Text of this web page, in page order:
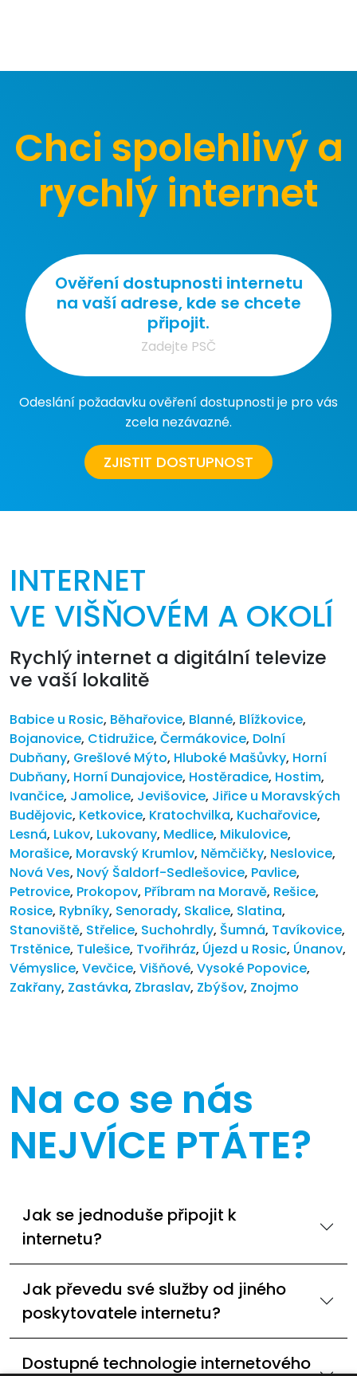
Chci spolehlivý a
rychlý internet
Ověření dostupnosti internetu
na vaší adrese, kde se chcete
připojit.
Odeslání požadavku ověření dostupnosti je pro vás
zcela nezávazné.
ZJISTIT DOSTUPNOST
INTERNET
VE VIŠŇOVÉM A OKOLÍ
Rychlý internet a digitální televize
ve vaší lokalitě
Babice u Rosic, Běhařovice, Blanné, Blížkovice,
Bojanovice, Ctidružice, Čermákovice, Dolní
Dubňany, Grešlové Mýto, Hluboké Mašůvky, Horní
Dubňany, Horní Dunajovice, Hostěradice, Hostim,
Ivančice, Jamolice, Jevišovice, Jiřice u Moravských
Budějovic, Ketkovice, Kratochvilka, Kuchařovice,
Lesná, Lukov, Lukovany, Medlice, Mikulovice,
Morašice, Moravský Krumlov, Němčičky, Neslovice,
Nová Ves, Nový Šaldorf-Sedlešovice, Pavlice,
Petrovice, Prokopov, Příbram na Moravě, Rešice,
Rosice, Rybníky, Senorady, Skalice, Slatina,
Stanoviště, Střelice, Suchohrdly, Šumná, Tavíkovice,
Trstěnice, Tulešice, Tvořihráz, Újezd u Rosic, Únanov,
Vémyslice, Vevčice, Višňové, Vysoké Popovice,
Zakřany, Zastávka, Zbraslav, Zbýšov, Znojmo
Na co se nás
NEJVÍCE PTÁTE?
Jak se jednoduše připojit k
internetu?
Jak převedu své služby od jiného
poskytovatele internetu?
Dostupné technologie internetového